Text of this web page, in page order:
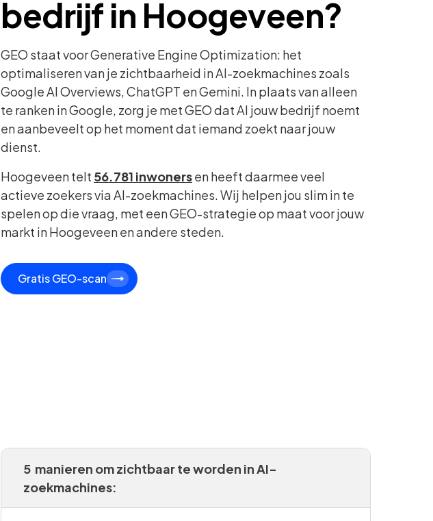
bedrijf in Hoogeveen?
GEO staat voor Generative Engine Optimization: het
optimaliseren van je zichtbaarheid in AI-zoekmachines zoals
Google AI Overviews, ChatGPT en Gemini. In plaats van alleen
te ranken in Google, zorg je met GEO dat AI jouw bedrijf noemt
en aanbeveelt op het moment dat iemand zoekt naar jouw
dienst.
Hoogeveen telt 56.781 inwonersen heeft daarmee veel
actieve zoekers via AI-zoekmachines. Wij helpen jou slim in te
spelen op die vraag, met een GEO-strategie op maat voor jouw
markt in Hoogeveen en andere steden.
Gratis GEO-scan
5 manieren om zichtbaar te worden in AI-
zoekmachines: